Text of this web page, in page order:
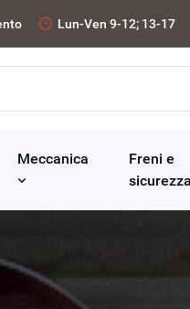
Lun-Ven 9-12; 13-17
Meccanica
Freni e
sicurezza